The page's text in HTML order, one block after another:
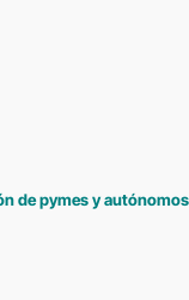
de pymes y autónomos